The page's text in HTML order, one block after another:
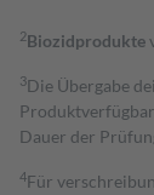
2Biozidprodukte
3Die Übergabe
Dauer der
4Für